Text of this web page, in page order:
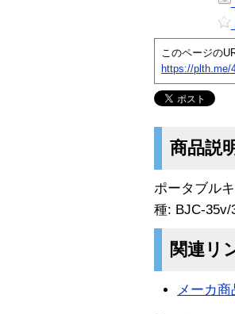
このページの
https://plth.me/
商品説
ポータブル
種: BJC-35v/
関連リ
メーカ商